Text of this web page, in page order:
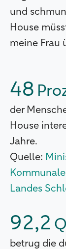
und
House
meine Frau
48
der
House
Jahre.
Quelle:
Landes
92,2
betrug die